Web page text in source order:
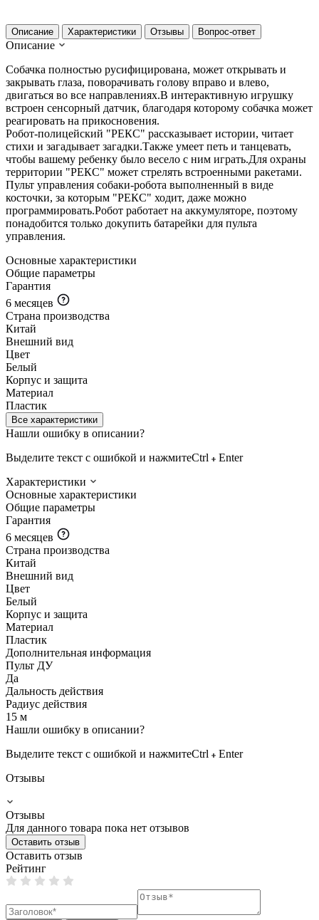
Описание Характеристики Отзывы Вопрос-ответ
Описание
Собачка полностью русифицирована, может открывать и
закрывать глаза, поворачивать голову вправо и влево,
двигаться во все направлениях.В интерактивную игрушку
встроен сенсорный датчик, благодаря которому собачка может
реагировать на прикосновения.
Робот-полицейский "РЕКС" рассказывает истории, читает
стихи и загадывает загадки.Также умеет петь и танцевать,
чтобы вашему ребенку было весело с ним играть.Для охраны
территории "РЕКС" может стрелять встроенными ракетами.
Пульт управления собаки-робота выполненный в виде
косточки, за которым "РЕКС" ходит, даже можно
программировать.Робот работает на аккумуляторе, поэтому
понадобится только докупить батарейки для пульта
управления.
Основные характеристики
Общие параметры
Гарантия
6 месяцев
Страна производства
Китай
Внешний вид
Цвет
Белый
Корпус и защита
Материал
Пластик
Все характеристики
Нашли ошибку в описании?
Выделите текст с ошибкой и нажмитеCtrl
Enter
Характеристики
Основные характеристики
Общие параметры
Гарантия
6 месяцев
Страна производства
Китай
Внешний вид
Цвет
Белый
Корпус и защита
Материал
Пластик
Дополнительная информация
Пульт ДУ
Да
Дальность действия
Радиус действия
15 м
Нашли ошибку в описании?
Выделите текст с ошибкой и нажмитеCtrl
Enter
Отзывы
Отзывы
Для данного товара пока нет отзывов
Оставить отзыв
Оставить отзыв
Рейтинг